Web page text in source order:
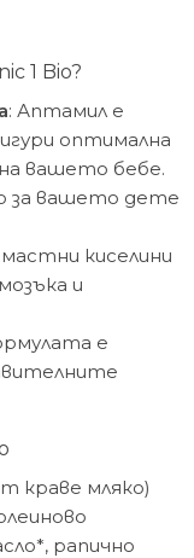
1 Bio?
: Аптамил е
оптимална
вашето бебе.
за вашето дете
мастни киселини
и
е
краве мляко)
рапично